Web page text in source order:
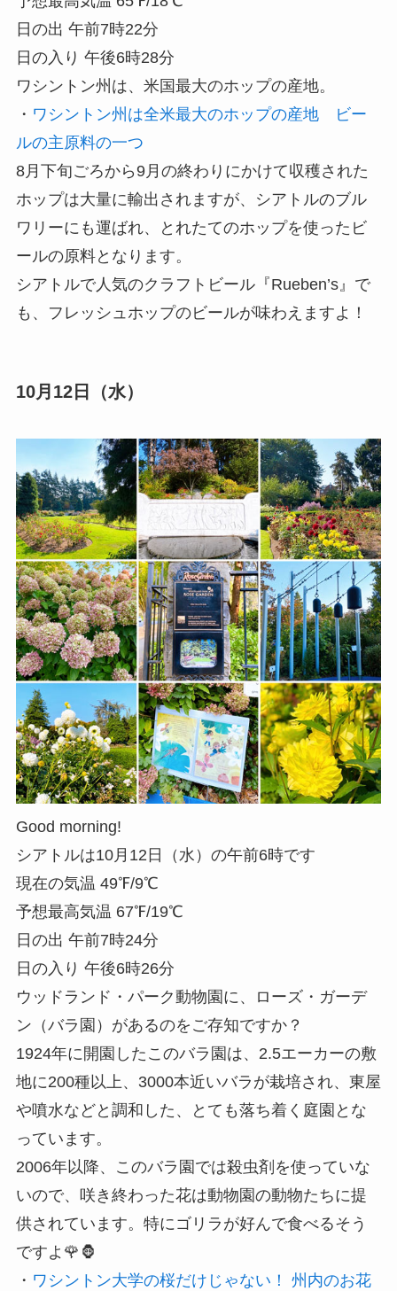
日の出 午前7時22分
日の入り 午後6時28分
ワシントン州は、米国最大のホップの産地。
・ ワシントン州は全米最大のホップの産地 ビー
ルの主原料の一つ
8月下旬ごろから9月の終わりにかけて収穫された
ホップは大量に輸出されますが、シアトルのブル
ワリーにも運ばれ、とれたてのホップを使ったビ
ールの原料となります。
シアトルで人気のクラフトビール『Rueben’s』で
も、フレッシュホップのビールが味わえますよ！
10月12日（水）
Good morning!
シアトルは10月12日（水）の午前6時です
現在の気温 49℉/9℃
予想最高気温 67℉/19℃
日の出 午前7時24分
日の入り 午後6時26分
ウッドランド・パーク動物園に、ローズ・ガーデ
ン（バラ園）があるのをご存知ですか？
1924年に開園したこのバラ園は、2.5エーカーの敷
地に200種以上、3000本近いバラが栽培され、東屋
や噴水などと調和した、とても落ち着く庭園とな
っています。
2006年以降、このバラ園では殺虫剤を使っていな
いので、咲き終わった花は動物園の動物たちに提
供されています。特にゴリラが好んで食べるそう
ですよ🌹🦍
・ ワシントン大学の桜だけじゃない！ 州内のお花